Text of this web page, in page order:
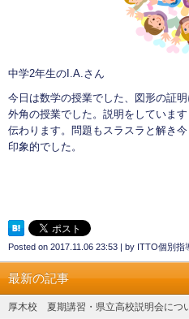
中学2年生のI.A.さん
今日は数学の授業でした、図形の証
外角の授業でした。説明をしていま
伝わります。問題もスラスラと解き
印象的でした。
Posted on 2017.11.06 23:53 | by ITTO個別
最新の記事
厚木校 夏期講習・県立高校説明会につ